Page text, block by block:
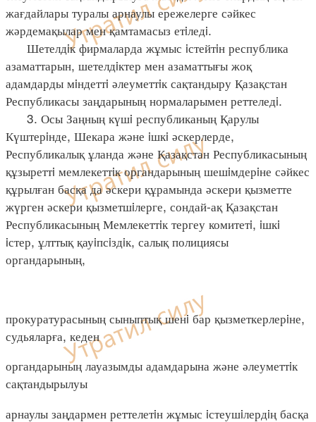
жағдайлары туралы арнаулы ережелерге сәйкес
жәрдемақылар мен қамтамасыз етiледi.
Шетелдiк фирмаларда жұмыс iстейтiн республика
азаматтарын, шетелдiктер мен азаматтығы жоқ
адамдарды мiндеттi әлеуметтiк сақтандыру Қазақстан
Республикасы заңдарының нормаларымен реттеледi.
3. Осы Заңның күшi республиканың Қарулы
Күштерiнде, Шекара және iшкi әскерлерде,
Республикалық ұланда және Қазақстан Республикасының
құзыреттi мемлекеттiк органдарының шешiмдерiне сәйкес
құрылған басқа да әскери құрамында әскери қызметте
жүрген әскери қызметшiлерге, сондай-ақ Қазақстан
Республикасының Мемлекеттiк тергеу комитетi, iшкi
iстер, ұлттық қауiпсiздiк, салық полициясы
органдарының,
прокуратурасының сыныптық шенi бар қызметкерлерiне,
судьяларға, кеден
органдарының лауазымды адамдарына және әлеуметтiк
сақтандырылуы
арнаулы заңдармен реттелетiн жұмыс iстеушiлердiң басқа